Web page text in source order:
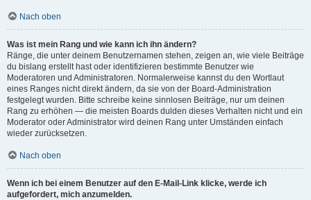
Nach oben
Was ist mein Rang und wie kann ich ihn ändern?
Ränge, die unter deinem Benutzernamen stehen, zeigen an, wie viele Beiträge
du bislang erstellt hast oder identifizieren bestimmte Benutzer wie
Moderatoren und Administratoren. Normalerweise kannst du den Wortlaut
eines Ranges nicht direkt ändern, da sie von der Board-Administration
festgelegt wurden. Bitte schreibe keine sinnlosen Beiträge, nur um deinen
Rang zu erhöhen — die meisten Boards dulden dieses Verhalten nicht und ein
Moderator oder Administrator wird deinen Rang unter Umständen einfach
wieder zurücksetzen.
Nach oben
Wenn ich bei einem Benutzer auf den E-Mail-Link klicke, werde ich
aufgefordert, mich anzumelden.